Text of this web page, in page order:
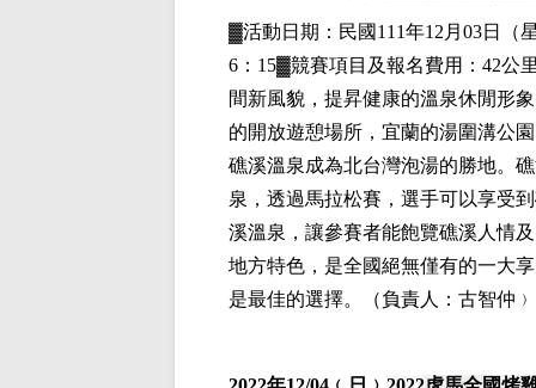
▓活動日期： 民國111年12月03日
（
6：15▓競賽項目 及報名費用 ：42公
間新風貌，提昇健康的溫泉休閒形
的開放遊憩場所，宜蘭的湯圍溝公
礁溪溫泉成為北台灣泡湯的勝地。
泉，透過馬拉松賽，選手可以享受
溪溫泉，讓參賽者能飽覽礁溪人情
地方特色，是全國絕無僅有的一大
是最佳的選擇。
（負責人：古智仲